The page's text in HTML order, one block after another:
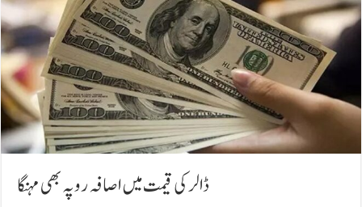
ڈالر کی قیمت میں اصافہ روپہ بھی مہنگا